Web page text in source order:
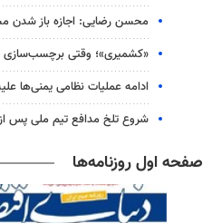
محسن رضایی: اجازه باز شدن
«کشمیری»؛ وقتی برچسب‌سازی
ادامه عملیات نظامی یمنی‌ها
شروع تلخ مدافع تیم ملی پس
صفحه اول روزنامه‌ها